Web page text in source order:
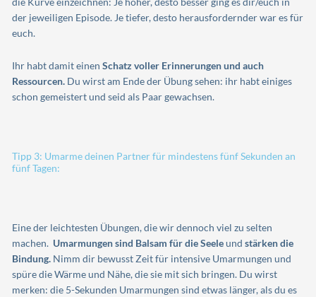
der jeweiligen Episode. Je tiefer, desto herausfordernder war es für
euch.
Ihr habt damit einenSchatz voller Erinnerungen und auch
Ressourcen. Du wirst am Ende der Übung sehen: ihr habt einiges
schon gemeistert und seid als Paar gewachsen.
Tipp 3: Umarme deinen Partner für mindestens fünf Sekunden an
fünf Tagen:
Eine der leichtesten Übungen, die wir dennoch viel zu selten
machen. Umarmungen sind Balsam für die Seeleundstärken die
Bindung. Nimm dir bewusst Zeit für intensive Umarmungen und
spüre die Wärme und Nähe, die sie mit sich bringen. Du wirst
merken: die 5-Sekunden Umarmungen sind etwas länger, als du es